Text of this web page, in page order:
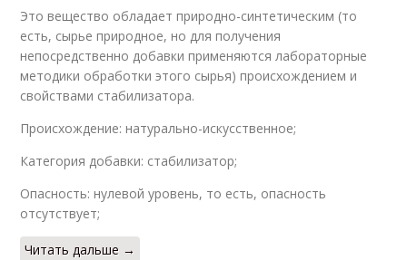
Это вещество обладает природно-синтетическим (то
есть, сырье природное, но для получения
непосредственно добавки применяются лабораторные
методики обработки этого сырья) происхождением и
свойствами стабилизатора.
Происхождение: натурально-искусственное;
Категория добавки: стабилизатор;
Опасность: нулевой уровень, то есть, опасность
отсутствует;
Читать дальше →